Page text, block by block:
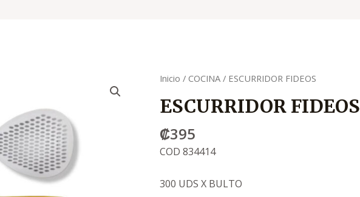
Inicio / COCINA / ESCURRIDOR FIDEOS
ESCURRIDOR FIDEOS
₡395
COD 834414
300 UDS X BULTO
Quantity